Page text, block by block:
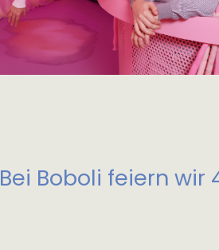
Bei Boboli feiern wir